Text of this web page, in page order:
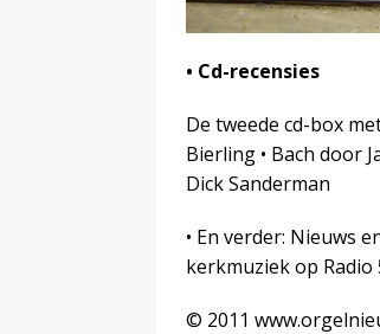
• Cd-recensies
De tweede cd-box
Bierling • Bach door
Dick Sanderman
• En verder: Nieuws
kerkmuziek op Radio
© 2011